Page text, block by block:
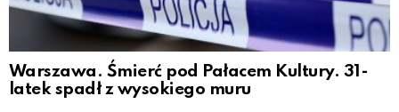
Warszawa. Śmierć pod Pałacem Kultury. 31-
latek spadł z wysokiego muru